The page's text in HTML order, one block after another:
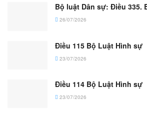
Bộ luật Dân sự: Điều 335.
26/07/2026
Điều 115 Bộ Luật Hình sự
23/07/2026
Điều 114 Bộ Luật Hình sự
23/07/2026